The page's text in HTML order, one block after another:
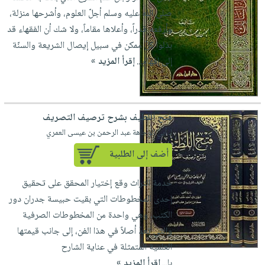
العناية
بالأسنان
الحمية
والتغذية
أدوات
المائدة
الأوعية
والتخزين
أدوات
المطبخ
الأكثر
مبيعاً
العودة
للمدارس
اكسسوارات
كتب
اكسسوارات
منزلية
اكسسوارات
ملابس
مطرزات
حقائب
حلي
عناية
بالذات
شحن
مجاني
بنود
مختارة
اشتراكات
كل
الاشتراكات
صندوق
القراءة
iKitab
بلا
حدود
بحث
متقدم
نيل
وفرات
عن
الشركة
سياسة
حسابك
لائحة
صلى الله عليه وسلم أجلّ العلوم، وأشرحها منزلة،
وأرفعه قدراً، وأعلاها مقاماً، ‏ولا شك أن الفقهاء قد
بذلوا كلّ ممكن في سبيل إيصال الشريعة والسنّة
إلى إفهام...إقرأ المزيد »
فتح اللطيف بشرح ترصيف التصريف
لـ أبي الوجاهة عبد الرحمن بن عيسى العمري
أضف إلى الطلبية
خدمة التراث وقع إختيار المحقق على تحقيق
إحدى المخطوطات التي بقيت حبيسة جدران دور
الكتب، وهي واحدة من المخطوطات الصرفية
والتي تعدّ أصلاً في هذا الفن، إلى جانب قيمتها
العلمية المتمثلة في عناية الشارح